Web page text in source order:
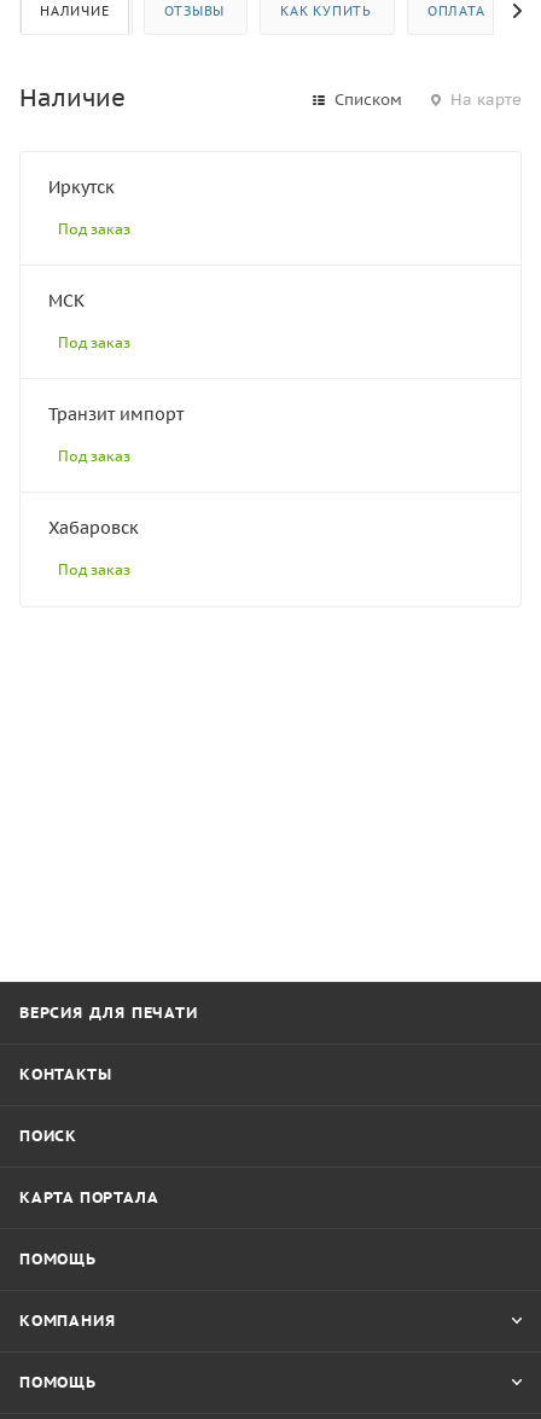
НАЛИЧИЕ ОТЗЫВЫ КАК КУПИТЬ ОПЛАТА
Наличие Списком На карте
Иркутск
Под заказ
МСК
Под заказ
Транзит импорт
Под заказ
Хабаровск
Под заказ
ВЕРСИЯ ДЛЯ ПЕЧАТИ
КОНТАКТЫ
ПОИСК
КАРТА ПОРТАЛА
ПОМОЩЬ
КОМПАНИЯ
ПОМОЩЬ